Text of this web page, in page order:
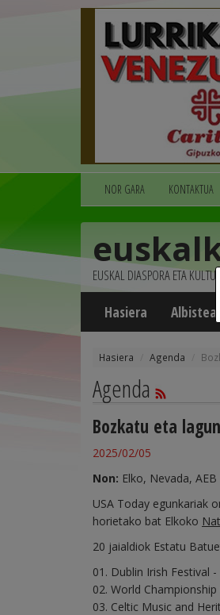
NOR GARA KONTAKTUA
EUSKAL DIASPORA ETA KULTURA
Hasiera Albisteak
Hasiera Agenda
Agenda
Bozkatu eta
2025/02/05
Non: Elko, Nevada, AEB
USA Today egunkariak
horietako bat Elkoko
20 jaialdiok Estatu
01. Dublin Irish Festival
02. World
03. Celtic Music and